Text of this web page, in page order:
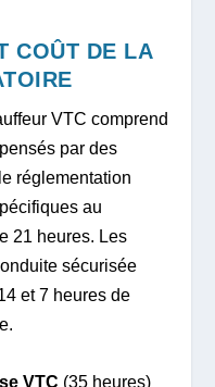
COÛT DE LA
VTC comprend
par des
réglementation
au
21 heures. Les
sécurisée
et 7 heures de
VTC (35 heures)